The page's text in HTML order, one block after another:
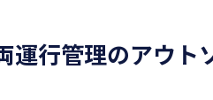
運行管理のアウト